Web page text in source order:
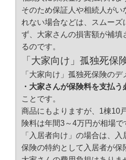
そのため保証人や相続人がい
れない場合などは、スムーズ
ず、大家さんの損害額が補填
るのです。
「大家向け」孤独死保
「大家向け」孤独死保険のデ
・大家さんが保険料を支払う
ことです。
商品にもよりますが、1棟10
険料は年間3～4万円が相場で
「入居者向け」の場合は、
保険の特約として入居者が保